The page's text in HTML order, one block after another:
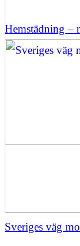
Hemstädning –
Sveriges väg